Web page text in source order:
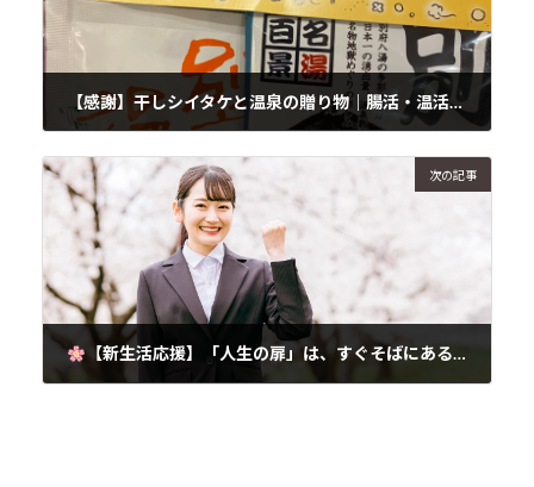
【感謝】干しシイタケと温泉の贈り物｜腸活・温活にうれしい自然の力
次の記事
【新生活応援】「人生の扉」は、すぐそばにある